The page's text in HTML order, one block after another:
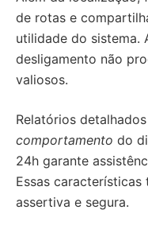
de rotas e
utilidade do sistema.
desligamento não
valiosos.
Relatórios
comportamento do
24h garante
Essas características
assertiva e segura.